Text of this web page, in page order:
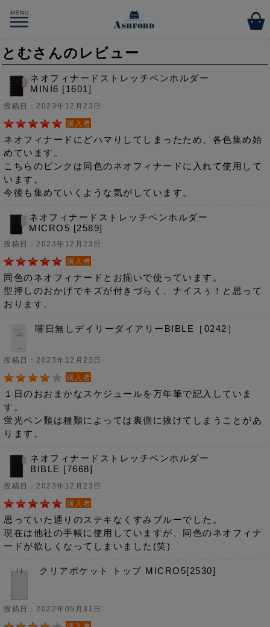
とむさんのレビュー
ネオフィナードストレッチペンホルダー
MINI6 [1601]
投稿日：2023年12月23日
購入者
ネオフィナードにどハマりしてしまったため、各色集め始
めています。
こちらのピンクは同色のネオフィナードに入れて使用して
います。
今後も集めていくような気がしています。
ネオフィナードストレッチペンホルダー
MICRO5 [2589]
投稿日：2023年12月23日
購入者
同色のネオフィナードとお揃いで使っています。
型押しのおかげでキズが付きづらく、ナイスぅ！と思って
おります。
曜日無しデイリーダイアリーBIBLE［0242］
投稿日：2023年12月23日
購入者
１日のおおまかなスケジュールを万年筆で記入していま
す。
蛍光ペン類は種類によっては裏側に抜けてしまうことがあ
ります。
ネオフィナードストレッチペンホルダー
BIBLE [7668]
投稿日：2023年12月23日
購入者
思っていた通りのステキなくすみブルーでした。
現在は他社の手帳に使用していますが、同色のネオフィナ
ードが欲しくなってしまいました(笑)
クリアポケット トップ MICRO5[2530]
投稿日：2022年05月31日